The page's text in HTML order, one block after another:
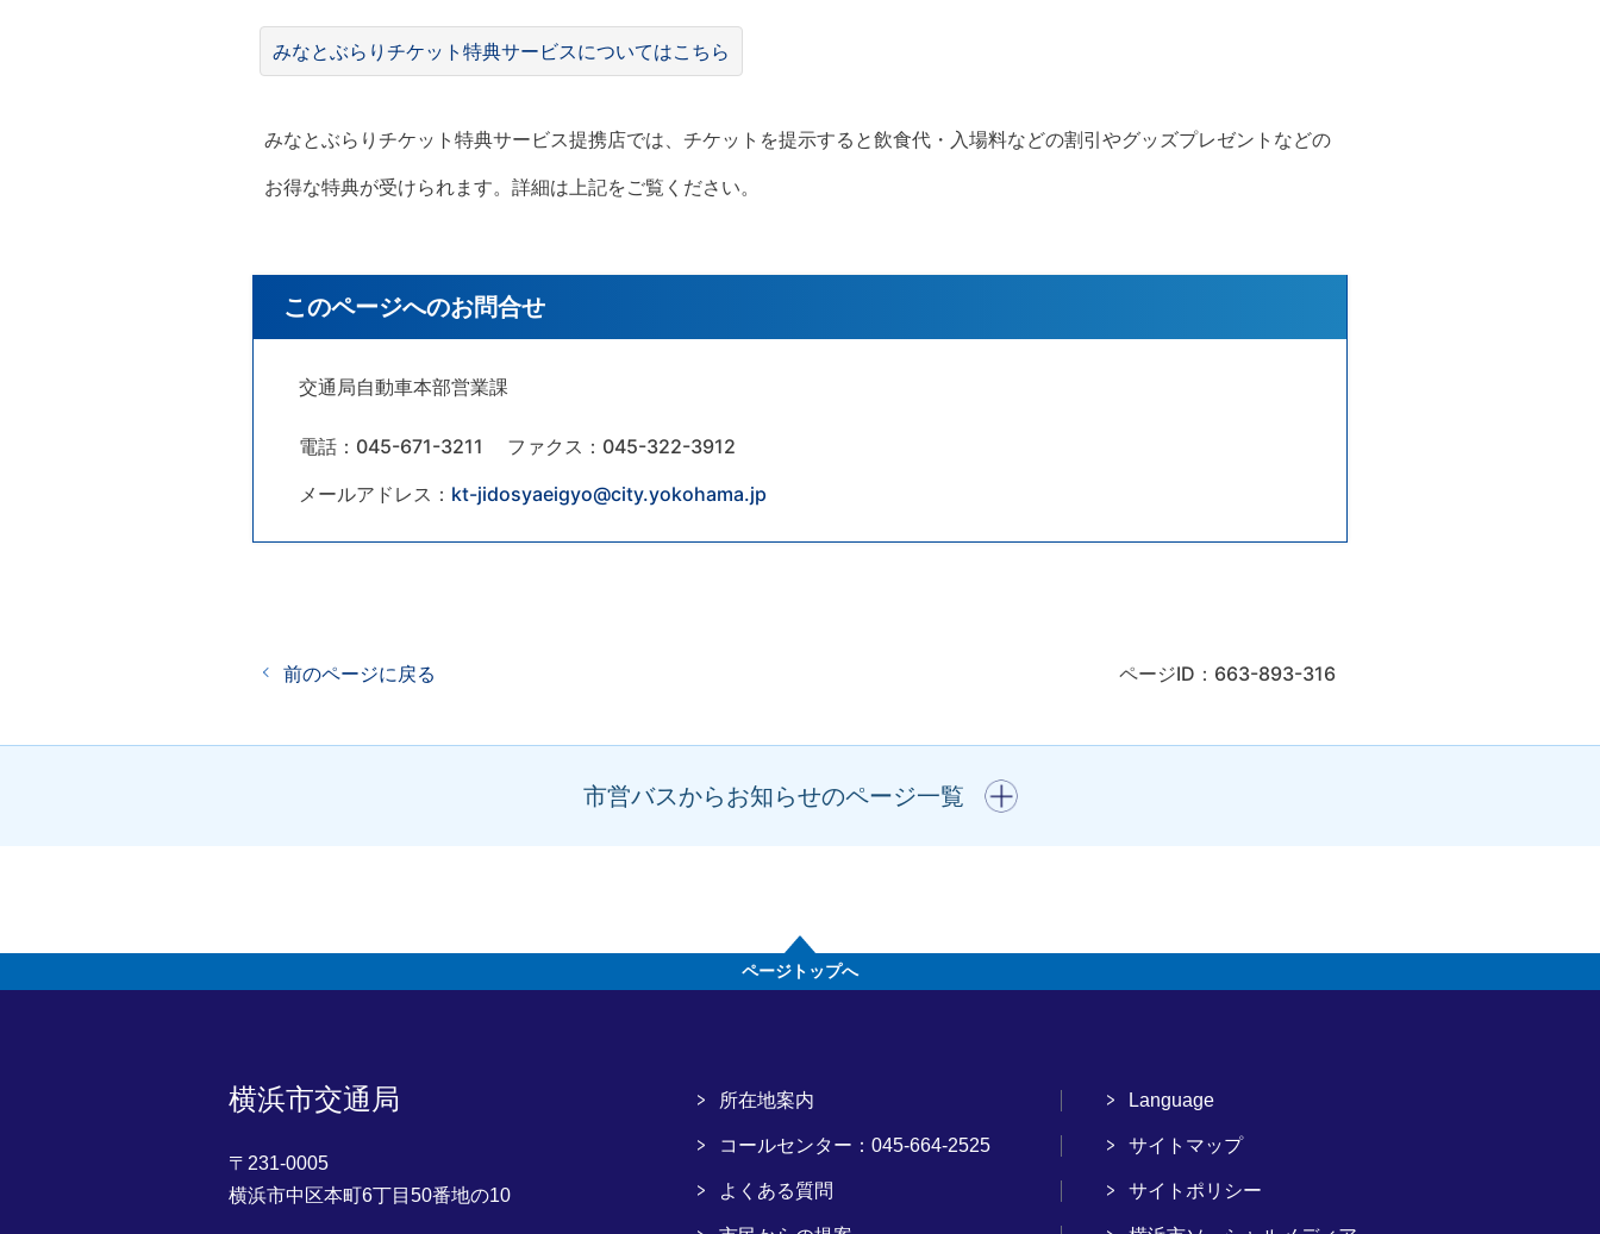
みなとぶらりチケット特典サービスについてはこちら
みなとぶらりチケット特典サービス提携店では、チケットを提示すると飲食代・入場料などの割引やグッズプレゼントなどの
お得な特典が受けられます。詳細は上記をご覧ください。
このページへのお問合せ
交通局自動車本部営業課
電話：045-671-3211
ファクス：045-322-3912
メールアドレス： kt-jidosyaeigyo@city.yokohama.jp
前のページに戻る ページID：663-893-316
市営バスからお知らせのページ一覧
開く
ページトップへ
横浜市交通局
〒231-0005
横浜市中区本町6丁目50番地の10
所在地案内
コールセンター：045-664-2525
よくある質問
Language
サイトマップ
サイトポリシー